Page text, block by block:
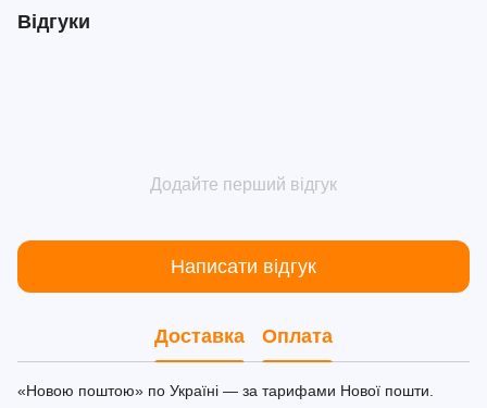
Відгуки
Додайте перший відгук
Написати відгук
Доставка Оплата
«Новою поштою» по Україні — за тарифами Нової пошти.